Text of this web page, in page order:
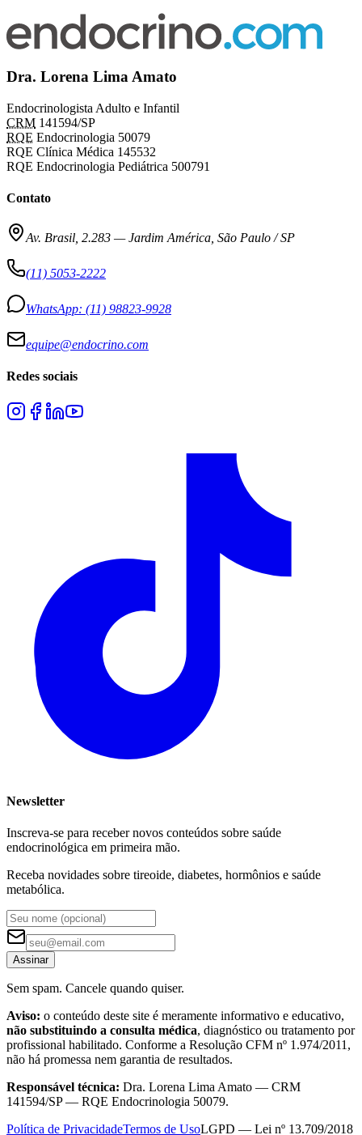
Dra. Lorena Lima Amato
Endocrinologista Adulto e Infantil
CRM 141594/SP
RQE Endocrinologia 50079
RQE Clínica Médica 145532
RQE Endocrinologia Pediátrica 500791
Contato
Av. Brasil, 2.283 —Jardim América, São Paulo / SP
(11) 5053-2222
WhatsApp: (11) 98823-9928
equipe@endocrino.com
Redes sociais
Newsletter
Inscreva-se para receber novos conteúdos sobre saúde
endocrinológica em primeira mão.
Receba novidades sobre tireoide, diabetes, hormônios e saúde
metabólica.
Assinar
Sem spam. Cancele quando quiser.
Aviso: o conteúdo deste site é meramente informativo e educativo,
não substituindo a consulta médica, diagnóstico ou tratamento por
profissional habilitado. Conforme a Resolução CFM nº 1.974/2011,
não há promessa nem garantia de resultados.
Responsável técnica: Dra. Lorena Lima Amato — CRM
141594/SP — RQE Endocrinologia 50079.
Política de PrivacidadeTermos de UsoLGPD — Lei nº 13.709/2018